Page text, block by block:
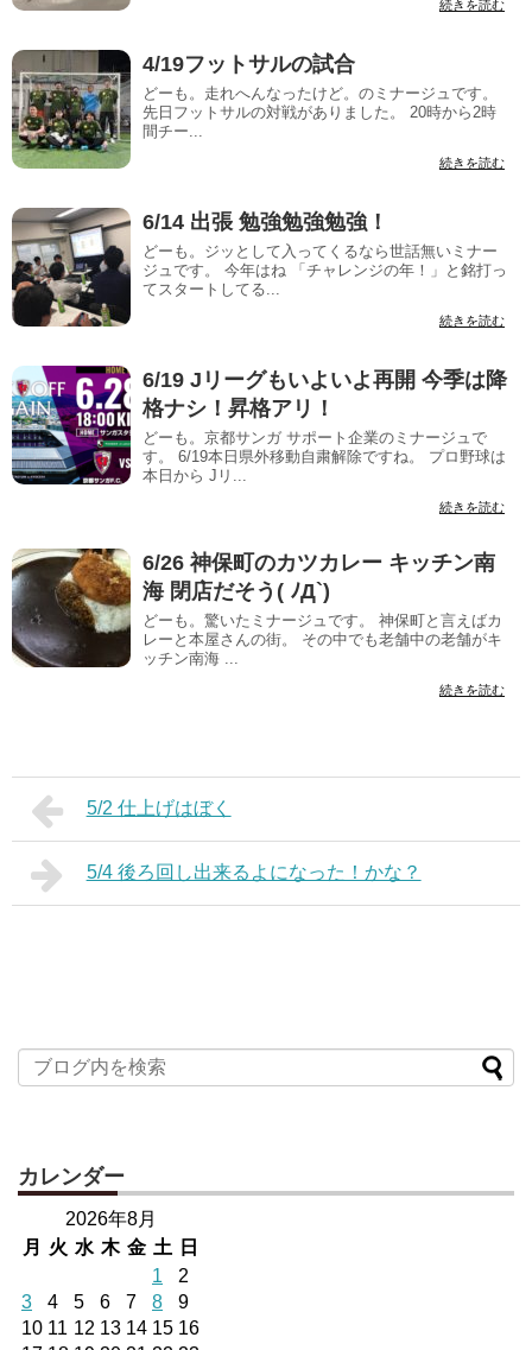
続きを読む
4/19フットサルの試合
どーも。走れへんなったけど。のミナージュです。
先日フットサルの対戦がありました。 20時から2時
間チー...
続きを読む
6/14 出張 勉強勉強勉強！
どーも。ジッとして入ってくるなら世話無いミナー
ジュです。 今年はね 「チャレンジの年！」と銘打っ
てスタートしてる...
続きを読む
6/19 Jリーグもいよいよ再開 今季は降
格ナシ！昇格アリ！
どーも。京都サンガ サポート企業のミナージュで
す。 6/19本日県外移動自粛解除ですね。 プロ野球は
本日から Jリ...
続きを読む
6/26 神保町のカツカレー キッチン南
海 閉店だそう( ﾉД`)
どーも。驚いたミナージュです。 神保町と言えばカ
レーと本屋さんの街。 その中でも老舗中の老舗がキ
ッチン南海 ...
続きを読む
5/2 仕上げはぼく
5/4 後ろ回し出来るよになった！かな？
カレンダー
2026年8月
月
火 水 木 金 土 日
1
2
3
4 5 6 7 8
9
10 11 12 13 14 15 16